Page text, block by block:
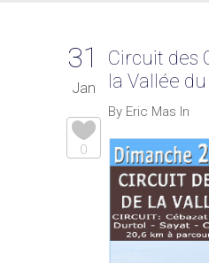
31
Jan
0
Circuit des
la Vallée
By Eric Mas In